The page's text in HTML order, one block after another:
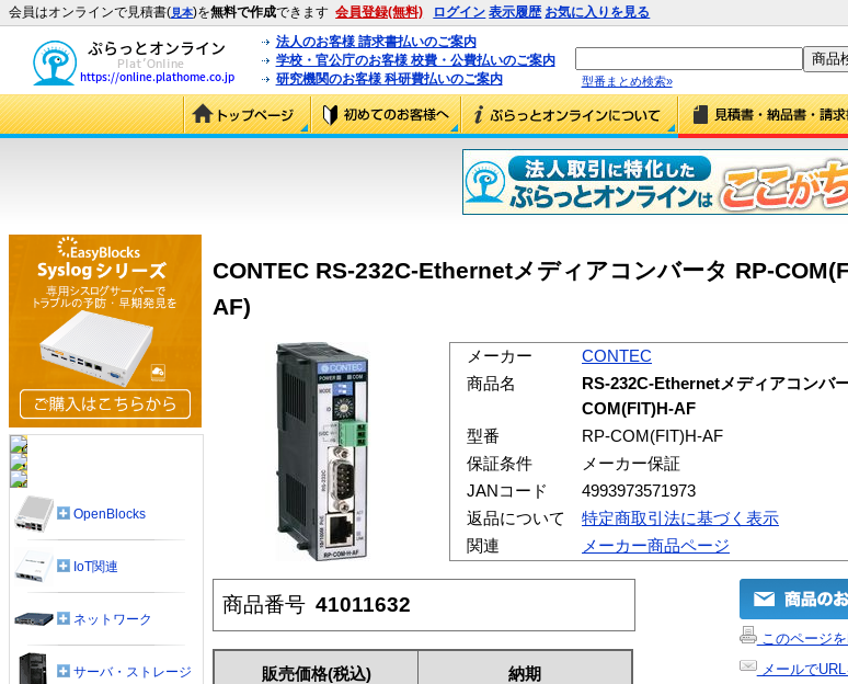
会員はオンラインで見積書(見本)を無料で作成できます 会員登録(無料) ログイン 表示履歴 お気に入りを見る
法人のお客様 請求書払いのご案内
学校・官公庁のお客様 校費・公費払いのご案内
研究機関のお客様 科研費払いのご案内
型番まとめ検索»
CONTEC RS-232C-Ethernetメディアコンバータ RP-
AF)
メーカー
CONTEC
商品名
RS-232C-Ethernetメディアコンバ
COM(FIT)H-AF
型番
RP-COM(FIT)H-AF
保証条件
メーカー保証
JANコード
4993973571973
返品について
特定商取引法に基づく表示
関連
メーカー商品ページ
商品番号 41011632
販売価格(税込) 納期
このページ
メールでURL
OpenBlocks
IoT関連
ネットワーク
サーバ・ストレージ